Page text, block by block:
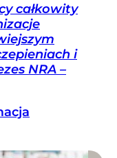
całkowity
i
NRA –